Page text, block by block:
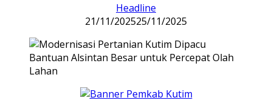
Headline
21/11/202525/11/2025